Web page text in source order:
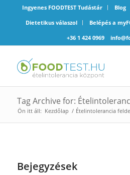
Ingyenes FOODTEST Tudástár Blog
Dietetikus válaszol
Belépés a
+36 1 424 0969
Tag Archive for:
Ön itt áll: Kezdőlap / Ételintolerancia
Bejegyzések